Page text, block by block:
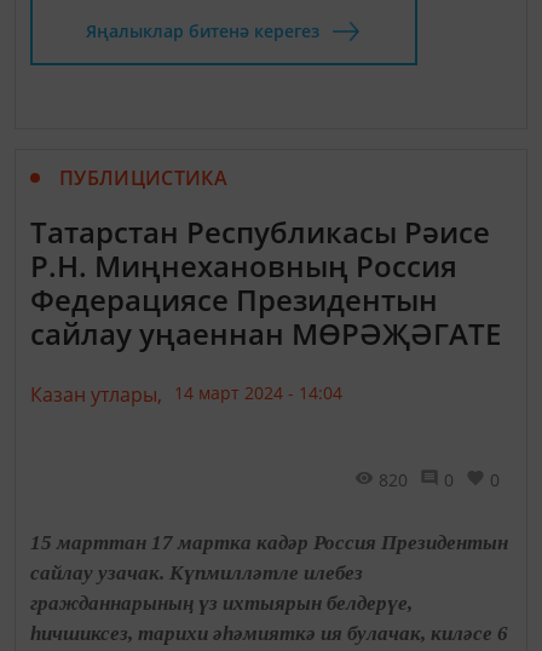
Яңалыклар битенә керегез
ПУБЛИЦИСТИКА
Татарстан Республикасы Рәисе
Р.Н. Миңнехановның Россия
Федерациясе Президентын
сайлау уңаеннан МӨРӘҖӘГАТЕ
Казан утлары, 14 март 2024 - 14:04
820 0 0
15 марттан 17 мартка кадәр Россия Президентын
сайлау узачак. Күпмилләтле илебез
гражданнарының үз ихтыярын белдерүе,
һичшиксез, тарихи әһәмияткә ия булачак, киләсе 6